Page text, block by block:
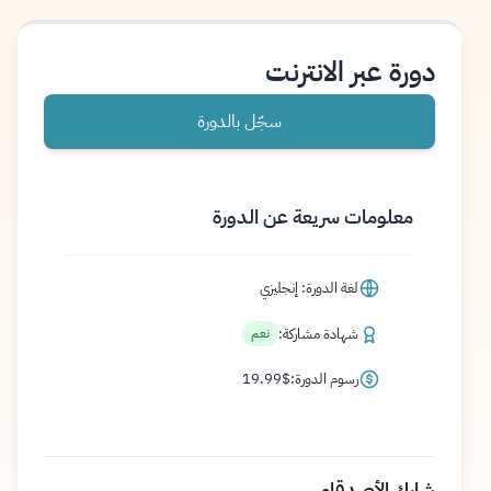
دورة عبر الانترنت
سجّل بالدورة
معلومات سريعة عن الدورة
لغة الدورة: إنجليزي
شهادة مشاركة: نعم
رسوم الدورة: 19.99$